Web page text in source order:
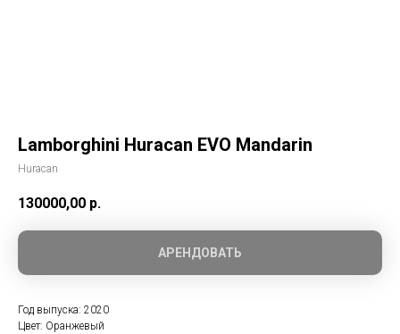
Lamborghini Huracan EVO Mandarin
Huracan
130000,00 р.
АРЕНДОВАТЬ
Год выпуска: 2020
Цвет: Оранжевый